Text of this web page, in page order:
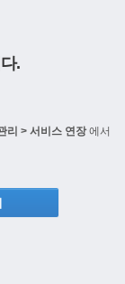
.
리 > 서비스 연장에서